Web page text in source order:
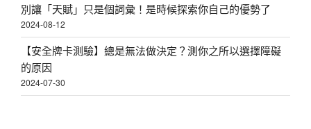
別讓「天賦」只是個詞彙！是時候探索你自己的優勢了
2024-08-12
【安全牌卡測驗】總是無法做決定？測你之所以選擇障礙
的原因
2024-07-30